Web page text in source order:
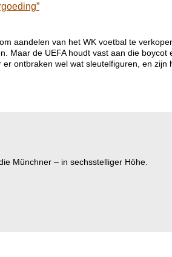
aandelen van het WK voetbal te
Maar de UEFA houdt vast aan die boycot
ontbraken wel wat sleutelfiguren, en zijn
Münchner – in sechsstelliger Höhe.